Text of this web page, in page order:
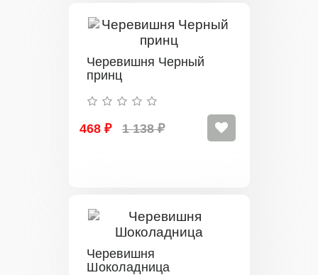
Черевишня Черный
принц
468 ₽ 1 138 ₽
Черевишня
Шоколадница